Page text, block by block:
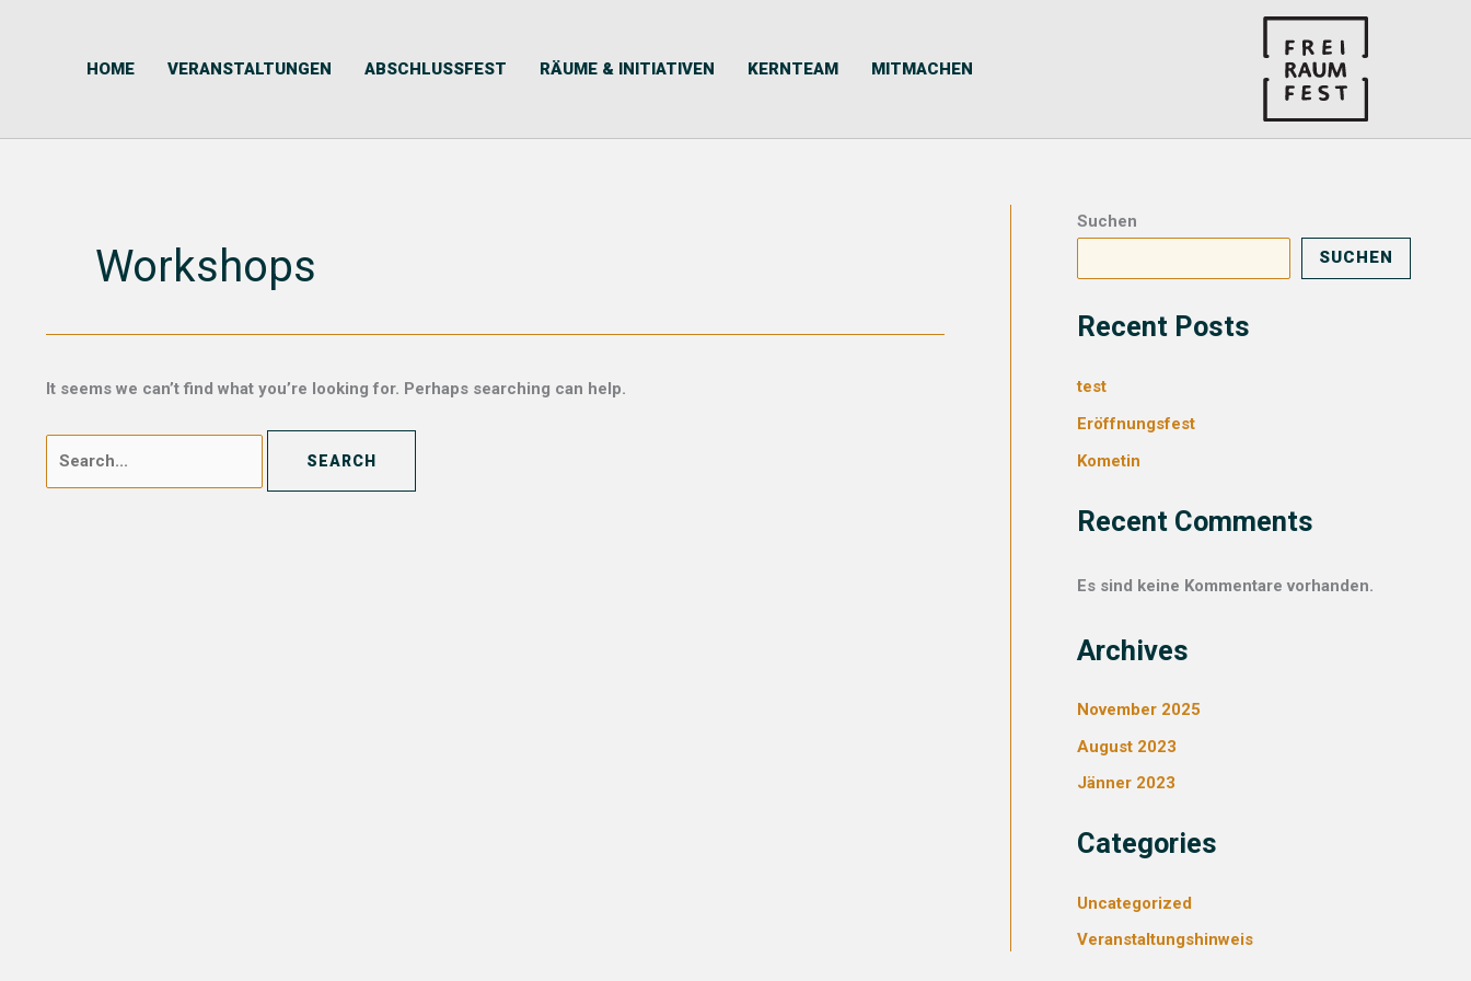
HOME VERANSTALTUNGEN ABSCHLUSSFEST RÄUME & INITIATIVEN KERNTEAM MITMACHEN
Workshops
It seems we can’t find what you’re looking for. Perhaps searching can help.
Suchen
SUCHEN
Recent Posts
test
Eröffnungsfest
Kometin
Recent Comments
Es sind keine Kommentare vorhanden.
Archives
November 2025
August 2023
Jänner 2023
Categories
Uncategorized
Veranstaltungshinweis